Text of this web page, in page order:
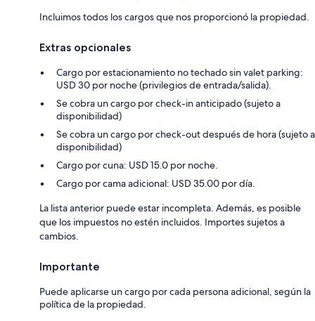
Incluimos todos los cargos que nos proporcionó la propiedad.
Extras opcionales
Cargo por estacionamiento no techado sin valet parking:
USD 30 por noche (privilegios de entrada/salida).
Se cobra un cargo por check-in anticipado (sujeto a
disponibilidad)
Se cobra un cargo por check-out después de hora (sujeto a
disponibilidad)
Cargo por cuna: USD 15.0 por noche.
Cargo por cama adicional: USD 35.00 por día.
La lista anterior puede estar incompleta. Además, es posible
que los impuestos no estén incluidos. Importes sujetos a
cambios.
Importante
Puede aplicarse un cargo por cada persona adicional, según la
política de la propiedad.